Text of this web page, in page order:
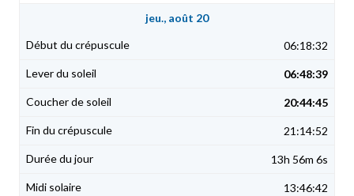
jeu., août 20
06:18:32
06:48:39
20:44:45
21:14:52
13h 56m 6s
13:46:42